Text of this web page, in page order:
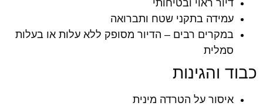
דיור ראוי ובטיחותי
עמידה בתקני שטח ותברואה
במקרים רבים – הדיור מסופק ללא עלות או בעלות
סמלית
כבוד והגינות
איסור על הטרדה מינית